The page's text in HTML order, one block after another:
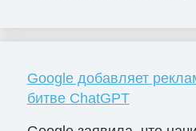
Google добавляет
битве ChatGPT